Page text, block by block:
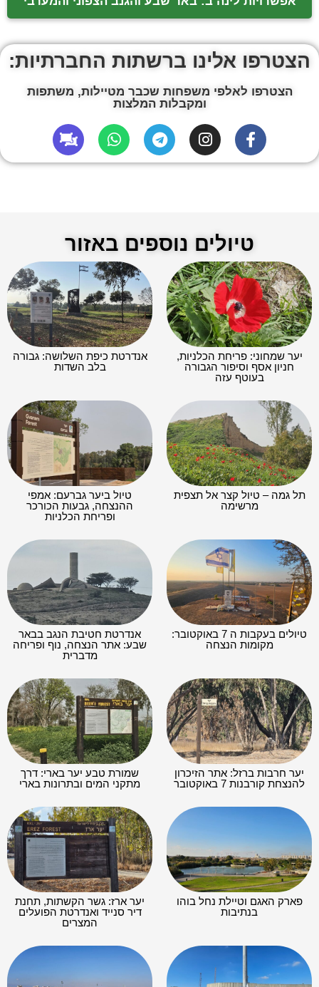
הצטרפו אלינו ברשתות החברתיות:
הצטרפו לאלפי משפחות שכבר מטיילות, משתפות
ומקבלות המלצות
טיולים נוספים באזור
יער שמחוני: פריחת הכלניות,
חניון אסף וסיפור הגבורה
בעוטף עזה
אנדרטת כיפת השלושה: גבורה
בלב השדות
תל גמה – טיול קצר אל תצפית
מרשימה
טיול ביער גברעם: אמפי
ההנצחה, גבעות הכורכר
ופריחת הכלניות
טיולים בעקבות ה 7 באוקטובר:
מקומות הנצחה
אנדרטת חטיבת הנגב בבאר
שבע: אתר הנצחה, נוף ופריחה
מדברית
יער חרבות ברזל: אתר הזיכרון
להנצחת קורבנות 7 באוקטובר
שמורת טבע יער בארי: דרך
מתקני המים ובתרונות בארי
פארק האגם וטיילת נחל בוהו
בנתיבות
יער ארז: גשר הקשתות, תחנת
דיר סנייד ואנדרטת הפועלים
המצרים